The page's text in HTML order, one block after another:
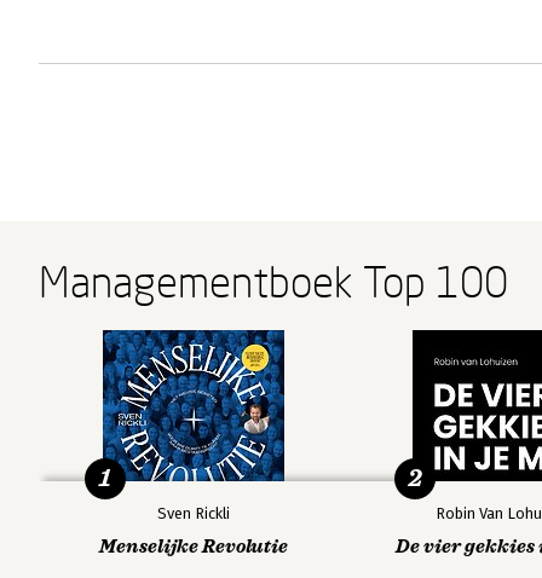
Managementboek Top 100
Sven Rickli
Menselijke Revolutie
1
Robin Van
De vier gekkies
2